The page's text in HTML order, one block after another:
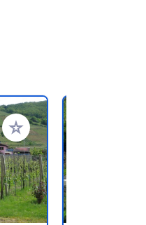
Zu Ihren Favoriten